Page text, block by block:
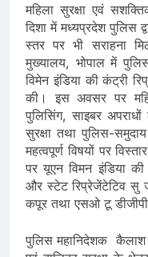
महिला सुरक्षा एवं
दिशा में मध्यप्रदेश पुलिस
स्तर पर भी सराहना
मुख्यालय, भोपाल में
विमेन इंडिया की कंट्री
की। इस अवसर पर
पुलिसिंग, साइबर
सुरक्षा तथा पुलिस-
महत्वपूर्ण विषयों पर
पर यूएन विमन इंडिया
और स्टेट रिप्रेजेंटेटिव सु
कपूर तथा एसओ टू
पुलिस महानिदेशक कैलाश